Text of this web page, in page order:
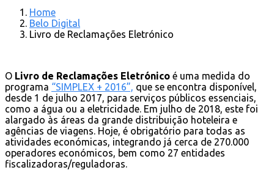
Home
Belo Digital
Livro de Reclamações Eletrónico
O Livro de Reclamações Eletrónico é uma medida do
programa “SIMPLEX + 2016”, que se encontra disponível,
desde 1 de julho 2017, para serviços públicos essenciais,
como a água ou a eletricidade. Em julho de 2018, este foi
alargado às áreas da grande distribuição hoteleira e
agências de viagens. Hoje, é obrigatório para todas as
atividades económicas, integrando já cerca de 270.000
operadores económicos, bem como 27 entidades
fiscalizadoras/reguladoras.